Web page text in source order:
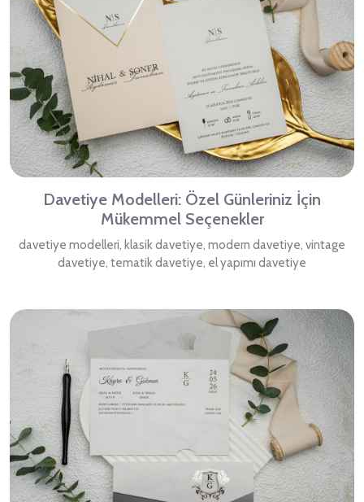
Davetiye Modelleri: Özel Günleriniz İçin
Mükemmel Seçenekler
davetiye modelleri, klasik davetiye, modern davetiye, vintage
davetiye, tematik davetiye, el yapımı davetiye